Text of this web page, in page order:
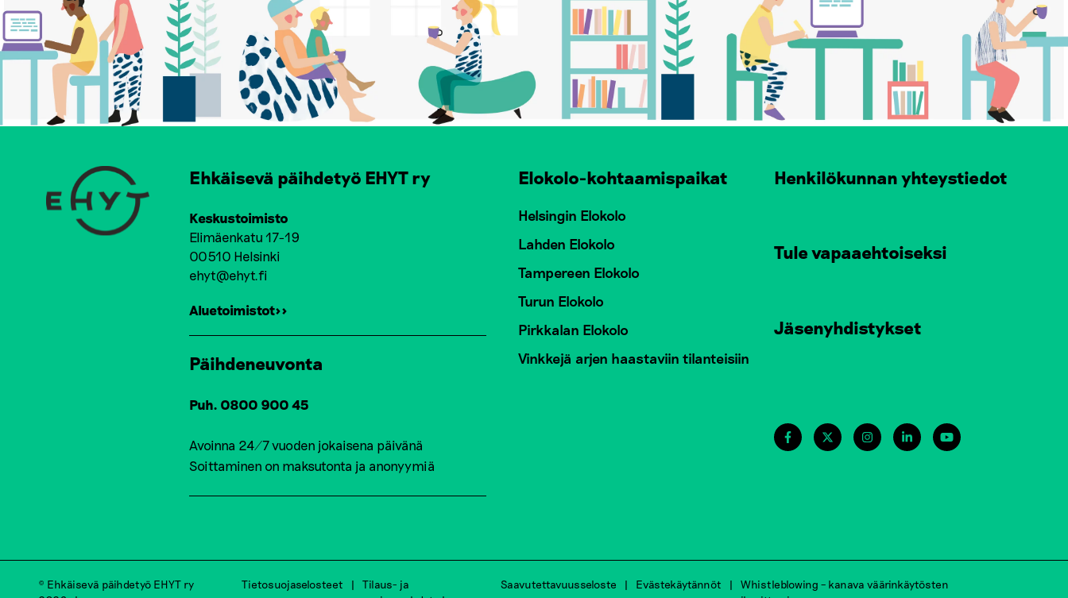
Ehkäisevä päihdetyö EHYT ry
Keskustoimisto
Elimäenkatu 17-19
00510 Helsinki
ehyt@ehyt.fi
Aluetoimistot>>
Päihdeneuvonta
Puh. 0800 900 45
Avoinna 24/7 vuoden jokaisena päivänä
Soittaminen on maksutonta ja anonyymiä
Elokolo-kohtaamispaikat
Helsingin Elokolo
Lahden Elokolo
Tampereen Elokolo
Turun Elokolo
Pirkkalan Elokolo
Vinkkejä arjen haastaviin tilanteisiin
Henkilökunnan yhteystiedot
Tule vapaaehtoiseksi
Jäsenyhdistykset
© Ehkäisevä päihdetyö EHYT ry
Tietosuojaselosteet
Tilaus- ja
Saavutettavuusseloste Evästekäytännöt
Whistleblowing – kanava väärinkäytösten